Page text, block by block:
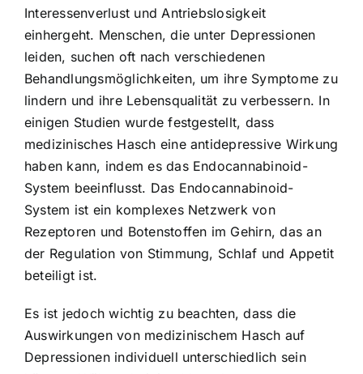
Interessenverlust und Antriebslosigkeit
einhergeht. Menschen, die unter Depressionen
leiden, suchen oft nach verschiedenen
Behandlungsmöglichkeiten, um ihre Symptome zu
lindern und ihre Lebensqualität zu verbessern. In
einigen Studien wurde festgestellt, dass
medizinisches Hasch eine antidepressive Wirkung
haben kann, indem es das Endocannabinoid-
System beeinflusst. Das Endocannabinoid-
System ist ein komplexes Netzwerk von
Rezeptoren und Botenstoffen im Gehirn, das an
der Regulation von Stimmung, Schlaf und Appetit
beteiligt ist.
Es ist jedoch wichtig zu beachten, dass die
Auswirkungen von medizinischem Hasch auf
Depressionen individuell unterschiedlich sein